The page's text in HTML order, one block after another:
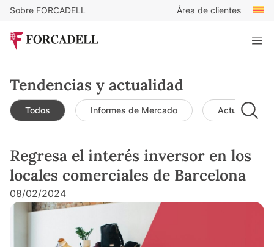
Sobre FORCADELL Área de clientes
Tendencias y actualidad
Todos Informes de Mercado Actualidad
Regresa el interés inversor en los
locales comerciales de Barcelona
08/02/2024